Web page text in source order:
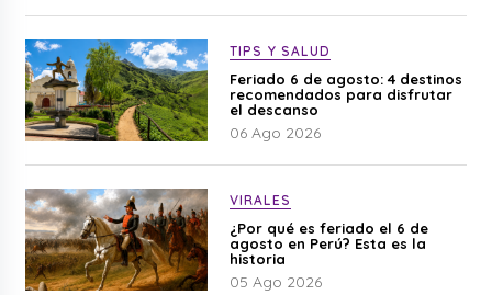
TIPS Y SALUD
Feriado 6 de agosto: 4 destinos
recomendados para disfrutar
el descanso
06 Ago 2026
VIRALES
¿Por qué es feriado el 6 de
agosto en Perú? Esta es la
historia
05 Ago 2026